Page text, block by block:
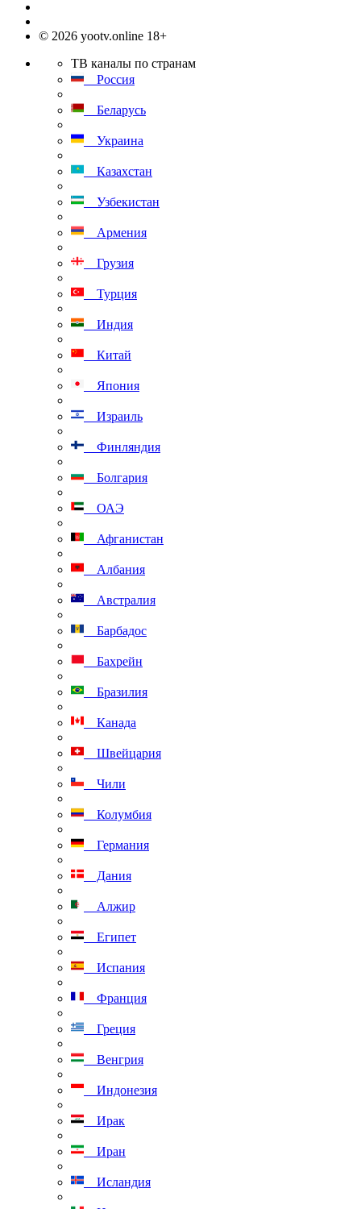
© 2026 yootv.online 18+
ТВ каналы по странам
Россия
Беларусь
Украина
Казахстан
Узбекистан
Армения
Грузия
Турция
Индия
Китай
Япония
Израиль
Финляндия
Болгария
ОАЭ
Афганистан
Албания
Австралия
Барбадос
Бахрейн
Бразилия
Канада
Швейцария
Чили
Колумбия
Германия
Дания
Алжир
Египет
Испания
Франция
Греция
Венгрия
Индонезия
Ирак
Иран
Исландия